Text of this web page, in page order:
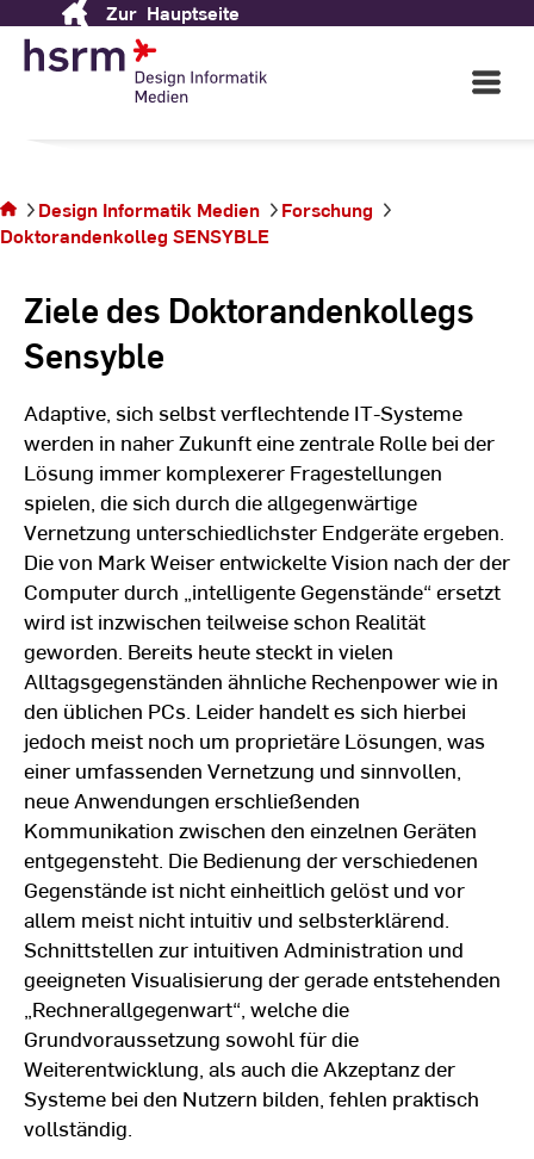
Content
Zur Hauptseite
Open
Main
SENSYBLE
befinden
sich auf
der
Design Informatik Medien
Forschung
Doktorandenkolleg SENSYBLE
Ziele des Doktorandenkollegs
Sensyble
Adaptive, sich selbst verflechtende IT-Systeme
werden in naher Zukunft eine zentrale Rolle bei der
Lösung immer komplexerer Fragestellungen
spielen, die sich durch die allgegenwärtige
Vernetzung unterschiedlichster Endgeräte ergeben.
Die von Mark Weiser entwickelte Vision nach der der
Computer durch „intelligente Gegenstände“ ersetzt
wird ist inzwischen teilweise schon Realität
geworden. Bereits heute steckt in vielen
Alltagsgegenständen ähnliche Rechenpower wie in
den üblichen PCs. Leider handelt es sich hierbei
jedoch meist noch um proprietäre Lösungen, was
einer umfassenden Vernetzung und sinnvollen,
neue Anwendungen erschließenden
Kommunikation zwischen den einzelnen Geräten
entgegensteht. Die Bedienung der verschiedenen
Gegenstände ist nicht einheitlich gelöst und vor
allem meist nicht intuitiv und selbsterklärend.
Schnittstellen zur intuitiven Administration und
geeigneten Visualisierung der gerade entstehenden
„Rechnerallgegenwart“, welche die
Grundvoraussetzung sowohl für die
Weiterentwicklung, als auch die Akzeptanz der
Systeme bei den Nutzern bilden, fehlen praktisch
vollständig.